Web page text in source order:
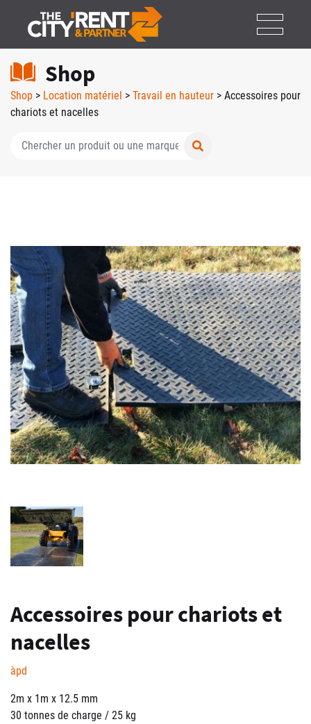
Shop
Shop > Location matériel > Travail en hauteur > Accessoires pour
chariots et nacelles
Accessoires pour chariots et
nacelles
àpd
2m x 1m x 12.5 mm
30 tonnes de charge / 25 kg